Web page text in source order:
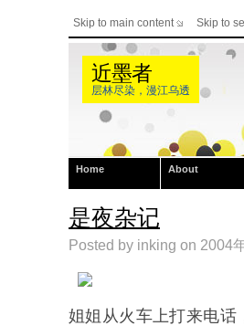
Skip to main content Skip to
近墨者
层林尽染，漫江乌透
Home About
是夜杂记
Posted by inking on 2004
姐姐从火车上打来电话